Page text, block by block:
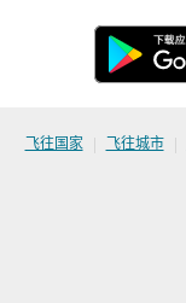
飞往国家 | 飞往城市 |